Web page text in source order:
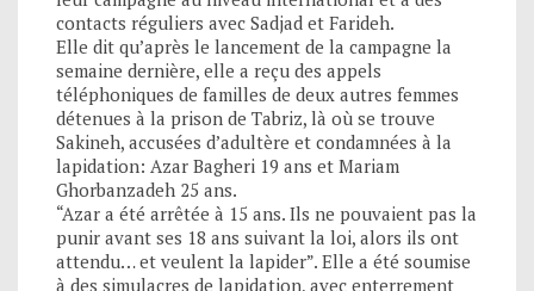
contacts réguliers avec Sadjad et Farideh.
Elle dit qu’après le lancement de la campagne la
semaine dernière, elle a reçu des appels
téléphoniques de familles de deux autres femmes
détenues à la prison de Tabriz, là où se trouve
Sakineh, accusées d’adultère et condamnées à la
lapidation: Azar Bagheri 19 ans et Mariam
Ghorbanzadeh 25 ans.
“Azar a été arrêtée à 15 ans. Ils ne pouvaient pas la
punir avant ses 18 ans suivant la loi, alors ils ont
attendu… et veulent la lapider”. Elle a été soumise
à des simulacres de lapidation, avec enterrement